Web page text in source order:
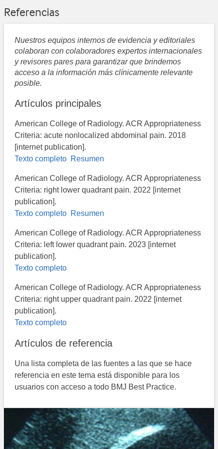
Referencias
Nuestros equipos internos de evidencia y editoriales
colaboran con colaboradores expertos internacionales
y revisores pares para garantizar que brindemos
acceso a la información más clínicamente relevante
posible.
Artículos principales
American College of Radiology. ACR Appropriateness
Criteria: acute nonlocalized abdominal pain. 2018
[internet publication].
Texto completo Resumen
American College of Radiology. ACR Appropriateness
Criteria: right lower quadrant pain. 2022 [internet
publication].
Texto completo Resumen
American College of Radiology. ACR Appropriateness
Criteria: left lower quadrant pain. 2023 [internet
publication].
Texto completo
American College of Radiology. ACR Appropriateness
Criteria: right upper quadrant pain. 2022 [internet
publication].
Texto completo
Artículos de referencia
Una lista completa de las fuentes a las que se hace
referencia en este tema está disponible para los
usuarios con acceso a todo BMJ Best Practice.